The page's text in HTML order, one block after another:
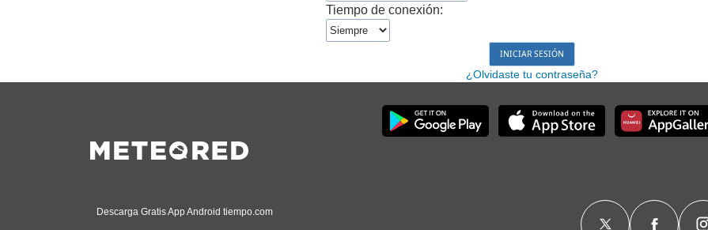
Tiempo de conexión:
¿Olvidaste tu contraseña?
Descarga Gratis App Android tiempo.com